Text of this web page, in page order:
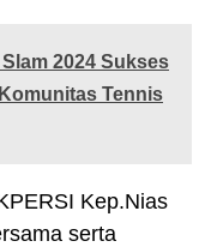
2024 Sukses
Tennis
Kep.Nias
serta